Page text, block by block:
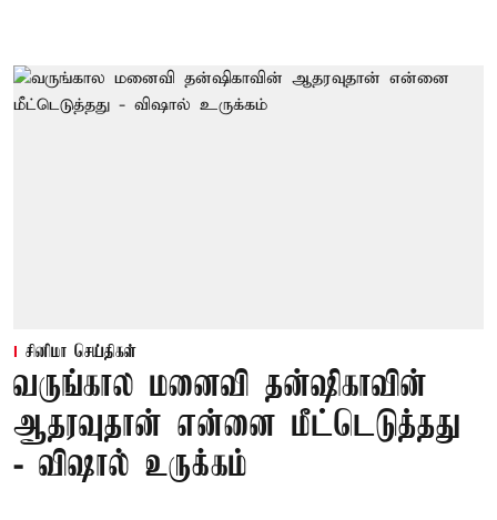
சினிமா செய்திகள்
வருங்கால மனைவி தன்ஷிகாவின்
ஆதரவுதான் என்னை மீட்டெடுத்தது
- விஷால் உருக்கம்